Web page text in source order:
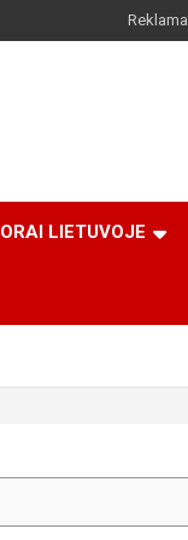
Reklama
ORAI LIETUVOJE